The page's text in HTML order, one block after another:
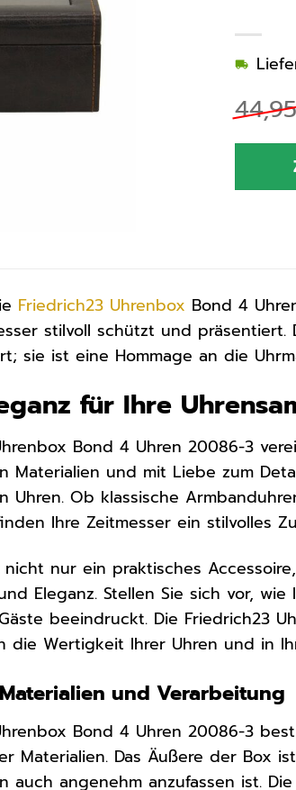
Friedrich23 Uhrenbox Bond 4
stilvoll schützt und
sie ist eine Hommage an die
für Ihre
Bond 4 Uhren 20086-3
Materialien und mit Liebe zum
Uhren. Ob klassische
Ihre Zeitmesser ein stilvolles
nur ein praktisches
Eleganz. Stellen Sie sich vor,
beeindruckt. Die Friedrich23
die Wertigkeit Ihrer Uhren und in
und Verarbeitung
Bond 4 Uhren 20086-3
Materialien. Das Äußere der Box
auch angenehm anzufassen ist.